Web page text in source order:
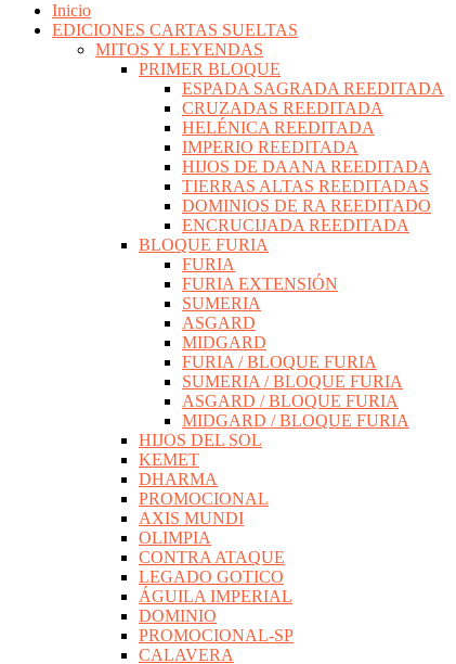
Inicio
EDICIONES CARTAS SUELTAS
MITOS Y LEYENDAS
PRIMER BLOQUE
ESPADA SAGRADA REEDITADA
CRUZADAS REEDITADA
HELÉNICA REEDITADA
IMPERIO REEDITADA
HIJOS DE DAANA REEDITADA
TIERRAS ALTAS REEDITADAS
DOMINIOS DE RA REEDITADO
ENCRUCIJADA REEDITADA
BLOQUE FURIA
FURIA
FURIA EXTENSIÓN
SUMERIA
ASGARD
MIDGARD
FURIA / BLOQUE FURIA
SUMERIA / BLOQUE FURIA
ASGARD / BLOQUE FURIA
MIDGARD / BLOQUE FURIA
HIJOS DEL SOL
KEMET
DHARMA
PROMOCIONAL
AXIS MUNDI
OLIMPIA
CONTRA ATAQUE
LEGADO GOTICO
ÁGUILA IMPERIAL
DOMINIO
PROMOCIONAL-SP
CALAVERA